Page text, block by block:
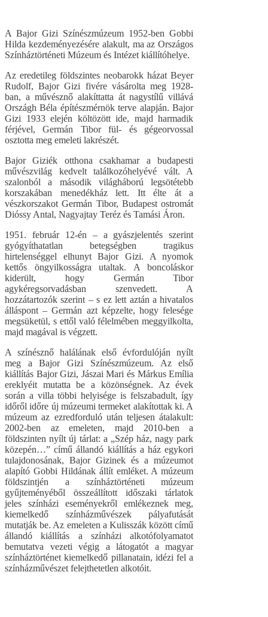
A Bajor Gizi Színészmúzeum 1952-ben Gobbi
Hilda kezdeményezésére alakult, ma az Országos
Színháztörténeti Múzeum és Intézet kiállítóhelye.
Az eredetileg földszintes neobarokk házat Beyer
Rudolf, Bajor Gizi fivére vásárolta meg 1928-
ban, a művésznő alakíttatta át nagystílű villává
Országh Béla építészmérnök terve alapján. Bajor
Gizi 1933 elején költözött ide, majd harmadik
férjével, Germán Tibor fül- és gégeorvossal
osztotta meg emeleti lakrészét.
Bajor Giziék otthona csakhamar a budapesti
művészvilág kedvelt találkozóhelyévé vált. A
szalonból a második világháború legsötétebb
korszakában menedékház lett. Itt élte át a
vészkorszakot Germán Tibor, Budapest ostromát
Dióssy Antal, Nagyajtay Teréz és Tamási Áron.
1951. február 12-én – a gyászjelentés szerint
gyógyíthatatlan betegségben tragikus
hirtelenséggel elhunyt Bajor Gizi. A nyomok
kettős öngyilkosságra utaltak. A boncoláskor
kiderült, hogy Germán Tibor
agykéregsorvadásban szenvedett. A
hozzátartozók szerint – s ez lett aztán a hivatalos
álláspont – Germán azt képzelte, hogy felesége
megsüketül, s ettől való félelmében meggyilkolta,
majd magával is végzett.
A színésznő halálának első évfordulóján nyílt
meg a Bajor Gizi Színészmúzeum. Az első
kiállítás Bajor Gizi, Jászai Mari és Márkus Emília
ereklyéit mutatta be a közönségnek. Az évek
során a villa többi helyisége is felszabadult, így
időről időre új múzeumi termeket alakítottak ki. A
múzeum az ezredforduló után teljesen átalakult:
2002-ben az emeleten, majd 2010-ben a
földszinten nyílt új tárlat: a „Szép ház, nagy park
közepén…” című állandó kiállítás a ház egykori
tulajdonosának, Bajor Gizinek és a múzeumot
alapító Gobbi Hildának állít emléket. A múzeum
földszintjén a színháztörténeti múzeum
gyűjteményéből összeállított időszaki tárlatok
jeles színházi eseményekről emlékeznek meg,
kiemelkedő színházművészek pályafutását
mutatják be. Az emeleten a Kulisszák között című
állandó kiállítás a színházi alkotófolyamatot
bemutatva vezeti végig a látogatót a magyar
színháztörténet kiemelkedő pillanatain, idézi fel a
színházművészet felejthetetlen alkotóit.